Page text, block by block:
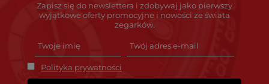
Zapisz się do newslettera i zdobywaj jako pierwszy
wyjątkowe oferty promocyjne i nowości ze świata
zegarków.
Polityka prywatności